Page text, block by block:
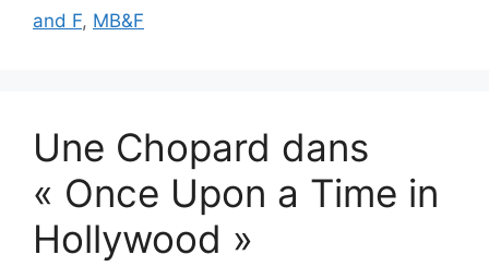
and F, MB&F
Une Chopard dans
« Once Upon a Time in
Hollywood »